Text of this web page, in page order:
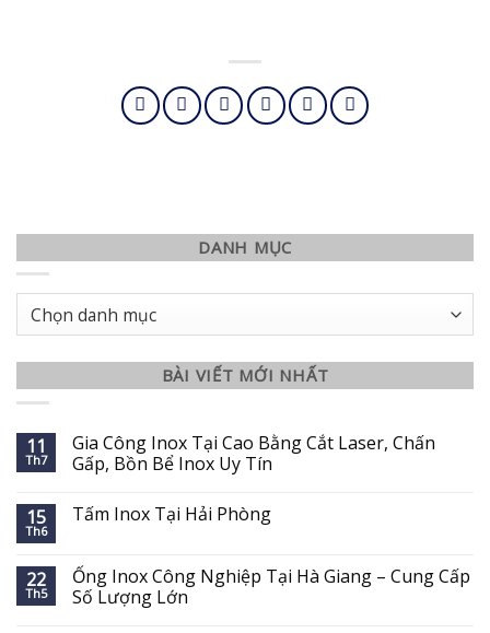
DANH MỤC
Danh
mục
BÀI VIẾT MỚI NHẤT
11
Th7
Gia Công Inox Tại Cao Bằng Cắt Laser, Chấn
Gấp, Bồn Bể Inox Uy Tín
15
Th6
Tấm Inox Tại Hải Phòng
22
Th5
Ống Inox Công Nghiệp Tại Hà Giang – Cung Cấp
Số Lượng Lớn